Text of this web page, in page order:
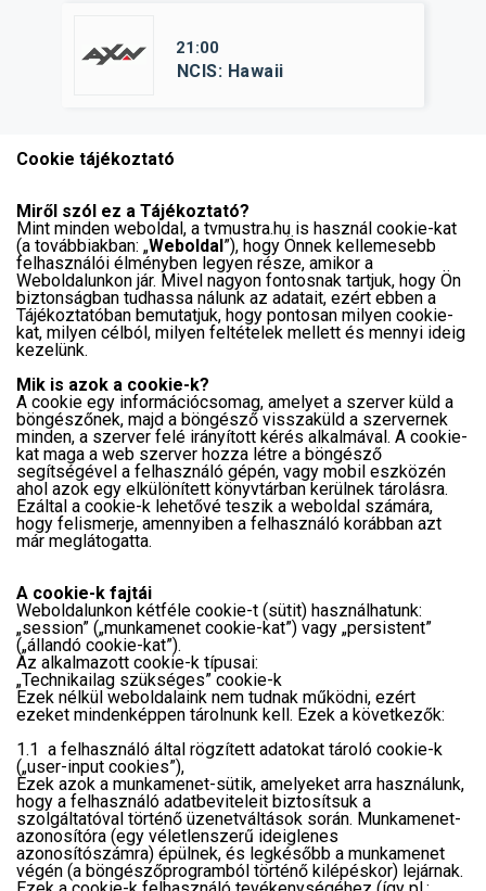
21:00
NCIS: Hawaii
Cookie tájékoztató
Miről szól ez a Tájékoztató?
Mint minden weboldal, a tvmustra.hu is használ cookie-kat
(a továbbiakban: „Weboldal”), hogy Önnek kellemesebb
felhasználói élményben legyen része, amikor a
Weboldalunkon jár. Mivel nagyon fontosnak tartjuk, hogy Ön
biztonságban tudhassa nálunk az adatait, ezért ebben a
Tájékoztatóban bemutatjuk, hogy pontosan milyen cookie-
kat, milyen célból, milyen feltételek mellett és mennyi ideig
kezelünk.
Mik is azok a cookie-k?
A cookie egy információcsomag, amelyet a szerver küld a
böngészőnek, majd a böngésző visszaküld a szervernek
minden, a szerver felé irányított kérés alkalmával. A cookie-
kat maga a web szerver hozza létre a böngésző
segítségével a felhasználó gépén, vagy mobil eszközén
ahol azok egy elkülönített könyvtárban kerülnek tárolásra.
Ezáltal a cookie-k lehetővé teszik a weboldal számára,
hogy felismerje, amennyiben a felhasználó korábban azt
már meglátogatta.
A cookie-k fajtái
Weboldalunkon kétféle cookie-t (sütit) használhatunk:
„session” („munkamenet cookie-kat”) vagy „persistent”
(„állandó cookie-kat”).
Az alkalmazott cookie-k típusai:
„Technikailag szükséges” cookie-k
Ezek nélkül weboldalaink nem tudnak működni, ezért
ezeket mindenképpen tárolnunk kell. Ezek a következők:
1.1 a felhasználó által rögzített adatokat tároló cookie-k
(„user-input cookies”),
Ezek azok a munkamenet-sütik, amelyeket arra használunk,
hogy a felhasználó adatbeviteleit biztosítsuk a
szolgáltatóval történő üzenetváltások során. Munkamenet-
azonosítóra (egy véletlenszerű ideiglenes
azonosítószámra) épülnek, és legkésőbb a munkamenet
végén (a böngészőprogramból történő kilépéskor) lejárnak.